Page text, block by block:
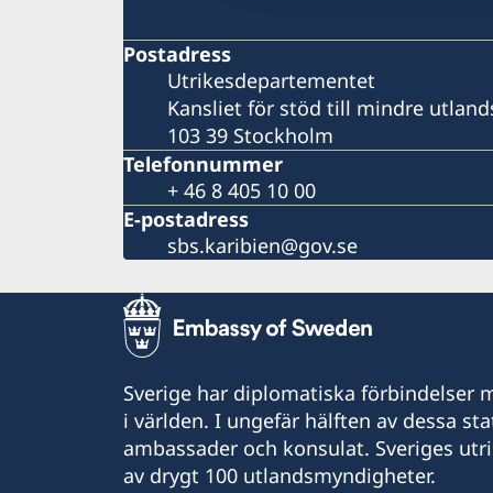
Postadress
Utrikesdepartementet
Kansliet för stöd till mindre
103 39 Stockholm
Telefonnummer
+ 46 8 405 10 00
E-postadress
sbs.karibien@gov.se
Sverige har diplomatiska förbindelser
i världen. I ungefär hälften av dessa
ambassader och konsulat. Sveriges
av drygt 100 utlandsmyndigheter.